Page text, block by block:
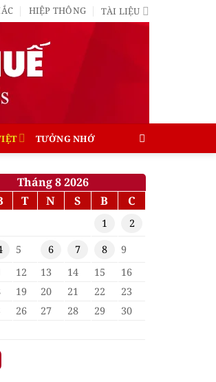
HIỆP THÔNG TÀI LIỆU
TƯỞNG NHỚ
Tháng 8 2026
T N S B C
1
2
5 6 7 8
9
12 13 14 15
16
19 20 21 22
23
26 27 28 29
30